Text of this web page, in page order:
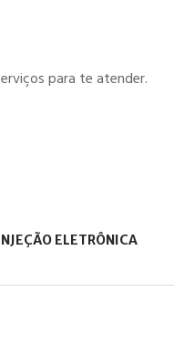
para te atender.
ELETRÔNICA